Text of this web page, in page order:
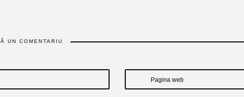
UN COMENTARIU
Pagina web